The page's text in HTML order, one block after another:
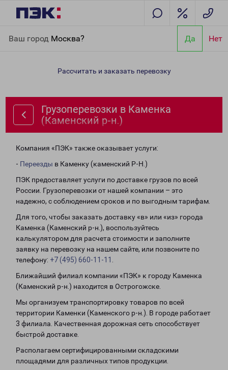
Ваш город Москва? Да Нет
р-н.)
Рассчитать и заказать перевозку
Грузоперевозки в Каменка
(Каменский р-н.)
Компания «ПЭК» также оказывает услуги:
- Переезды в Каменку (каменский Р-Н.)
ПЭК предоставляет услуги по доставке грузов по всей
России. Грузоперевозки от нашей компании – это
надежно, с соблюдением сроков и по выгодным тарифам.
Для того, чтобы заказать доставку «в» или «из» города
Каменка (Каменский р-н.), воспользуйтесь
калькулятором для расчета стоимости и заполните
заявку на перевозку на нашем сайте, или позвоните по
телефону: +7 (495) 660-11-11
Ближайший филиал компании «ПЭК» к городу Каменка
(Каменский р-н.) находится в Острогожске.
Мы организуем транспортировку товаров по всей
территории Каменки (Каменского р-н.). В городе работает
3 филиала. Качественная дорожная сеть способствует
быстрой доставке.
Располагаем сертифицированными складскими
площадями для различных типов продукции.